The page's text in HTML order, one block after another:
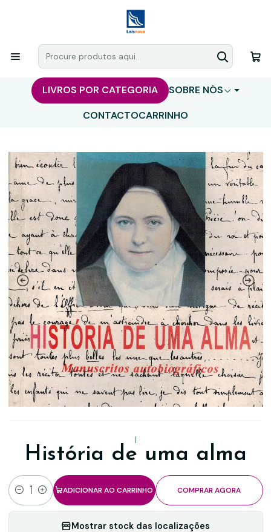
LIVROS POR CATEGORIA
SOBRE NÓS
CONTACTOCARRINHO
|
História de uma alma
Quantidade
ADICIONAR AO CARRINHO COMPRAR AGORA
Mostrar stock das localizações